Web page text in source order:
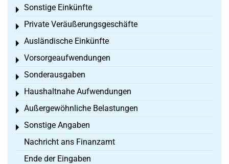
Sonstige Einkünfte
Toggle menu
Private Veräußerungsgeschäfte
Toggle menu
Ausländische Einkünfte
Toggle menu
Vorsorgeaufwendungen
Toggle menu
Sonderausgaben
Toggle menu
Haushaltnahe Aufwendungen
Toggle menu
Außergewöhnliche Belastungen
Toggle menu
Sonstige Angaben
Toggle menu
Nachricht ans Finanzamt
Ende der Eingaben